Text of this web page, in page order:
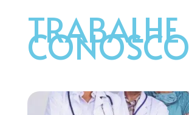
TRABALHE
CONOSCO